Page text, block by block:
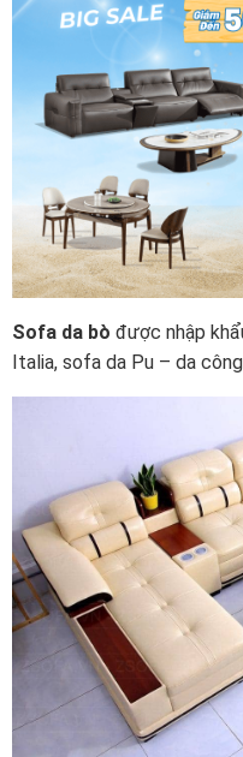
Sofa da bò được nhập
Italia, sofa da Pu – da